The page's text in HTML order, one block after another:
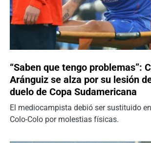
“Saben que tengo problemas”:
Aránguiz se alza por su lesión
duelo de Copa Sudamericana
El mediocampista debió ser sustituido
Colo-Colo por molestias físicas.